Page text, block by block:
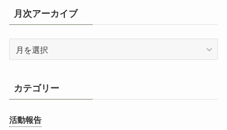
月次アーカイブ
次
カ
ブ
カテゴリー
活動報告